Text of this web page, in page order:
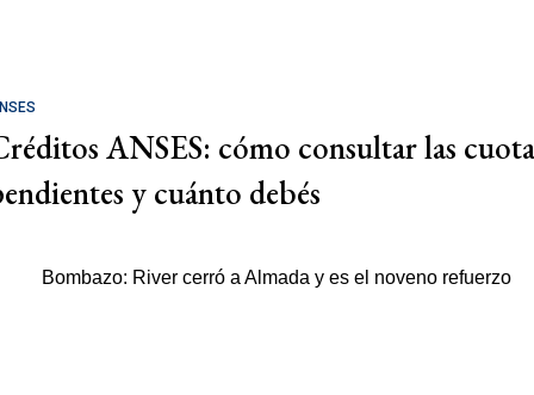
ANSES: cómo consultar las
y cuánto debés